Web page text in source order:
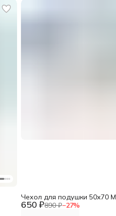
650 ₽890 ₽−27%
Чехол для подушки 50х70